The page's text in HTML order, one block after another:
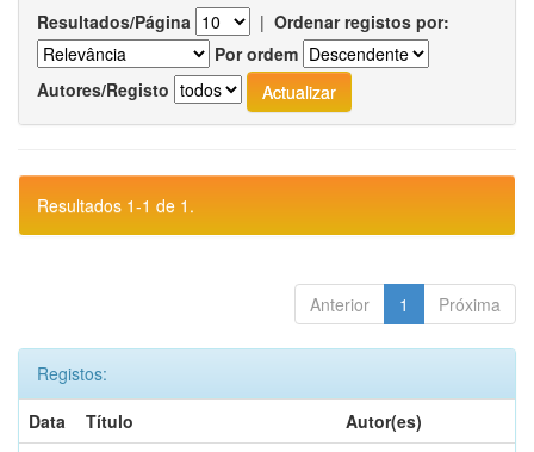
Resultados/Página | Ordenar registos por:
Por ordem
Autores/Registo
Resultados 1-1 de 1.
Anterior 1 Próxima
Registos:
Data
Título
Autor(es)